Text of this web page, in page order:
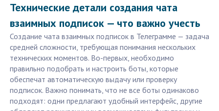
Технические детали создания чата
взаимных подписок — что важно учесть
Создание чата взаимных подписок в Телеграмме — задача
средней сложности, требующая понимания нескольких
технических моментов. Во-первых, необходимо
правильно подобрать и настроить боты, которые
обеспечат автоматическую выдачу или проверку
подписок. Важно понимать, что не все боты одинаково
подходят: одни предлагают удобный интерфейс, другие